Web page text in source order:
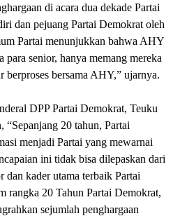
di acara dua dekade Partai
dan pejuang Partai Demokrat oleh
Partai menunjukkan bahwa AHY
para senior, hanya memang mereka
berproses bersama AHY,” ujarnya.
DPP Partai Demokrat, Teuku
20 tahun, Partai
menjadi Partai yang mewarnai
ini tidak bisa dilepaskan dari
dan kader utama terbaik Partai
rangka 20 Tahun Partai Demokrat,
sejumlah penghargaan